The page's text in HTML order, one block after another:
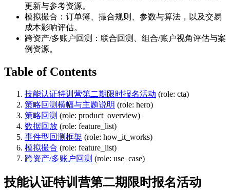
更新与参考资源。
模拟撮合：订单簿、撮合规则、参数与算法，以及交易
成本影响评估。
跨资产/多账户回测：联合回测、组合/账户视角评估与案
例资源。
Table of Contents
技能认证特训营第二期限时报名活动 (role: cta)
策略回测横幅与主题说明 (role: hero)
策略回测 (role: product_overview)
数据回放 (role: feature_list)
事件型回测框架 (role: how_it_works)
模拟撮合 (role: feature_list)
跨资产/多账户回测 (role: use_case)
技能认证特训营第二期限时报名活动